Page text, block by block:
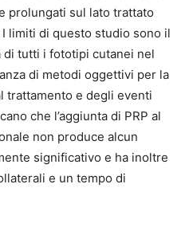
prolungati sul lato trattato
limiti di questo studio sono il
di tutti i fototipi cutanei nel
di metodi oggettivi per la
trattamento e degli eventi
che l’aggiunta di PRP al
non produce alcun
significativo e ha inoltre
e un tempo di